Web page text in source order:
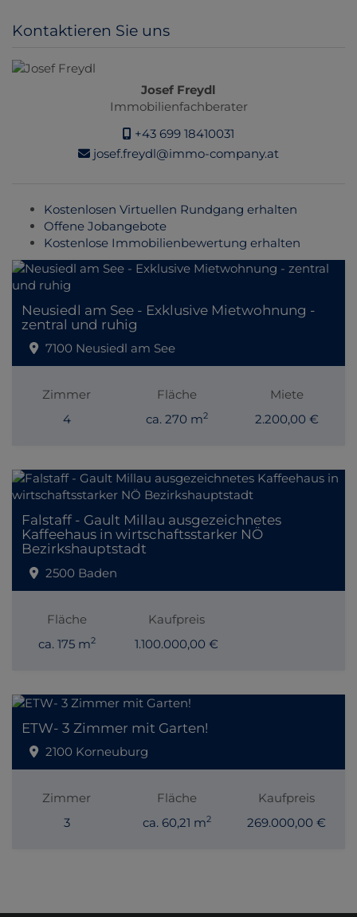
Kontaktieren Sie uns
Josef Freydl
Immobilienfachberater
+43 699 18410031
josef.freydl@immo-company.at
Kostenlosen Virtuellen Rundgang erhalten
Offene Jobangebote
Kostenlose Immobilienbewertung erhalten
Neusiedl am See - Exklusive Mietwohnung -
zentral und ruhig
7100 Neusiedl am See
Zimmer
4
Fläche
ca. 270 m2
Miete
2.200,00 €
Falstaff - Gault Millau ausgezeichnetes
Kaffeehaus in wirtschaftsstarker NÖ
Bezirkshauptstadt
2500 Baden
Fläche
ca. 175 m2
Kaufpreis
1.100.000,00 €
ETW- 3 Zimmer mit Garten!
2100 Korneuburg
Zimmer
3
Fläche
ca. 60,21 m2
Kaufpreis
269.000,00 €